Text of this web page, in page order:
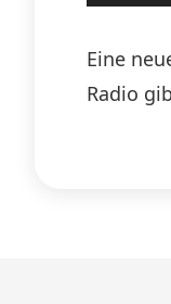
Player
Eine
Radio